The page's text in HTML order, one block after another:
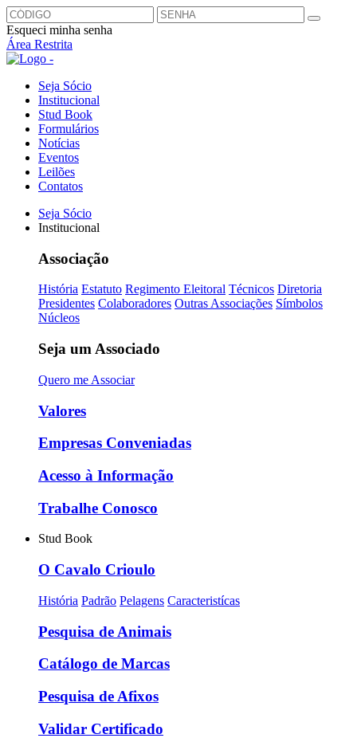
Esqueci minha senha
Área Restrita
Seja Sócio
Institucional
Stud Book
Formulários
Notícias
Eventos
Leilões
Contatos
Seja Sócio
Institucional
Associação
História Estatuto Regimento Eleitoral Técnicos Diretoria
Presidentes Colaboradores Outras Associações Símbolos
Núcleos
Seja um Associado
Quero me Associar
Valores
Empresas Conveniadas
Acesso à Informação
Trabalhe Conosco
Stud Book
O Cavalo Crioulo
História Padrão Pelagens Caracteristícas
Pesquisa de Animais
Catálogo de Marcas
Pesquisa de Afixos
Validar Certificado